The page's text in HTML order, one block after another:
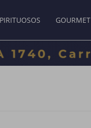
GOURMET